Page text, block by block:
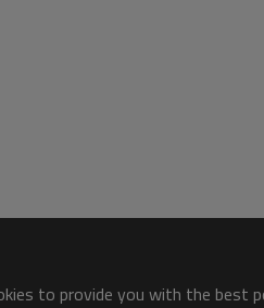
to provide you with the best